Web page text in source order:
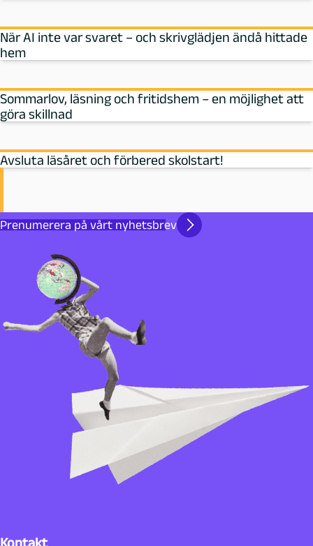
När AI inte var svaret – och skrivglädjen ändå hittade
hem
Sommarlov, läsning och fritidshem – en möjlighet att
göra skillnad
Avsluta läsåret och förbered skolstart!
Prenumerera på vårt nyhetsbrev
Kontakt